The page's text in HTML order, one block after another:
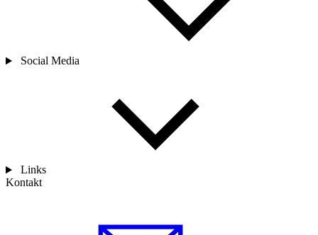
Social Media
Links
Kontakt